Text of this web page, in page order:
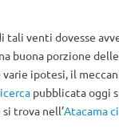
tali venti dovesse
buona porzione
ipotesi, il
pubblicata oggi
trova nell’Atacama